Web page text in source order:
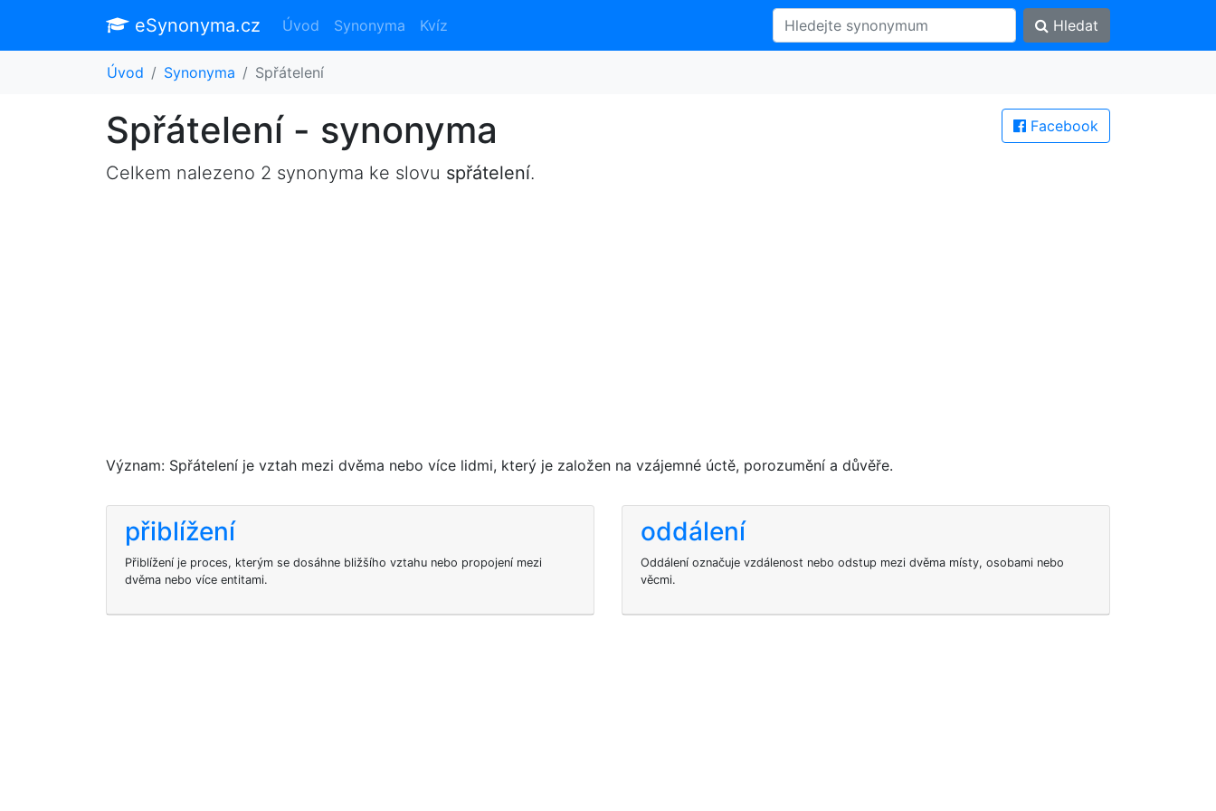
eSynonyma.cz Úvod Synonyma Kvíz Hledat
Úvod Synonyma Spřátelení
Facebook
Spřátelení - synonyma
Celkem nalezeno 2 synonyma ke slovu spřátelení.
Význam: Spřátelení je vztah mezi dvěma nebo více lidmi, který je založen na vzájemné úctě, porozumění a důvěře.
přiblížení
Přiblížení je proces, kterým se dosáhne bližšího vztahu nebo propojení mezi
dvěma nebo více entitami.
oddálení
Oddálení označuje vzdálenost nebo odstup mezi dvěma místy, osobami nebo
věcmi.